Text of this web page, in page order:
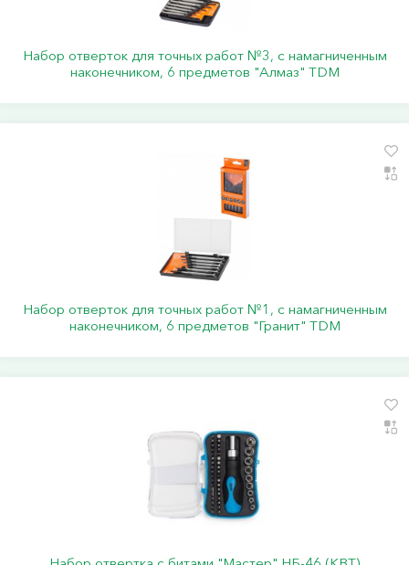
Набор отверток для точных работ №3, с намагниченным
наконечником, 6 предметов "Алмаз" TDM
Набор отверток для точных работ №1, с намагниченным
наконечником, 6 предметов "Гранит" TDM